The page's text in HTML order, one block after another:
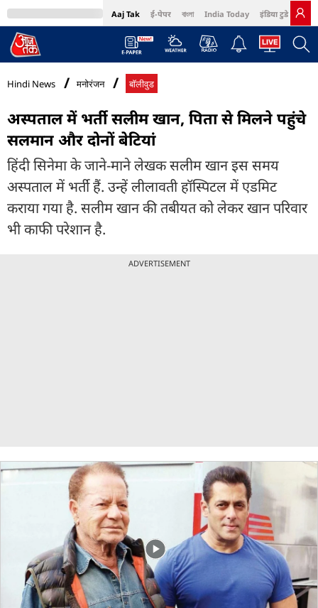
Aaj Tak ई-पेपर বাংলা India Today इंडिया टुडे हिंदी
MumbaiTak Cosmopolitan Harper's Bazaar Northeast
Hindi News मनोरंजन बॉलीवुड
अस्पताल में भर्ती सलीम खान, पिता से मिलने पहुंचे
सलमान और दोनों बेटियां
हिंदी सिनेमा के जाने-माने लेखक सलीम खान इस समय
अस्पताल में भर्ती हैं. उन्हें लीलावती हॉस्पिटल में एडमिट
कराया गया है. सलीम खान की तबीयत को लेकर खान परिवार
भी काफी परेशान है.
ADVERTISEMENT